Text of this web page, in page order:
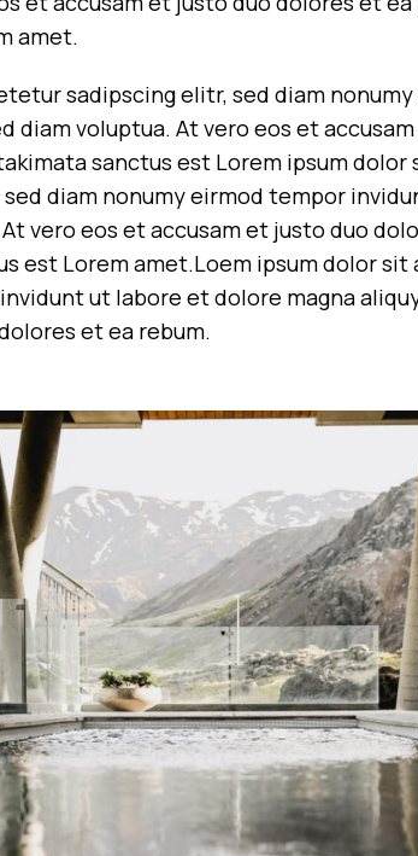
amet.
sadipscing elitr, sed diam
diam voluptua. At vero eos et
sanctus est Lorem ipsum
diam nonumy eirmod tempor
vero eos et accusam et justo duo
est Lorem amet.Loem ipsum dolor
ut labore et dolore magna
et ea rebum.